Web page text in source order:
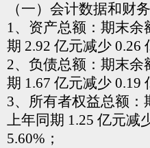
（一）会计数据和财
1、资产总额：期末余
期 2.92 亿元减少 0.26
2、负债总额：期末余
期 1.67 亿元减少 0.19
3、所有者权益总额：
上年同期 1.25 亿元减
5.60%；